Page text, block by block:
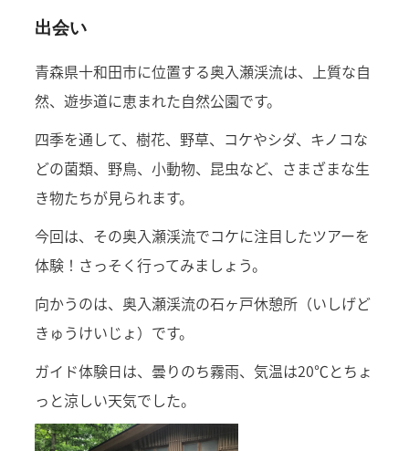
出会い
青森県十和田市に位置する奥入瀬渓流は、上質な自
然、遊歩道に恵まれた自然公園です。
四季を通して、樹花、野草、コケやシダ、キノコな
どの菌類、野鳥、小動物、昆虫など、さまざまな生
き物たちが見られます。
今回は、その奥入瀬渓流でコケに注目したツアーを
体験！さっそく行ってみましょう。
向かうのは、奥入瀬渓流の石ヶ戸休憩所（いしげど
きゅうけいじょ）です。
ガイド体験日は、曇りのち霧雨、気温は20℃とちょ
っと涼しい天気でした。